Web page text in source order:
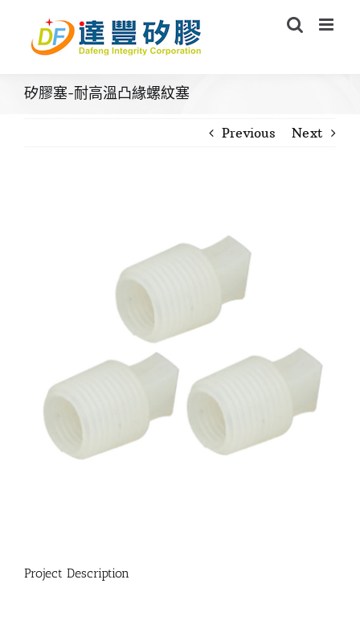
content
矽膠塞-耐高溫凸緣螺紋塞
Previous Next
Project Description